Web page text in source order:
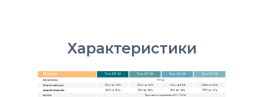
Характеристики